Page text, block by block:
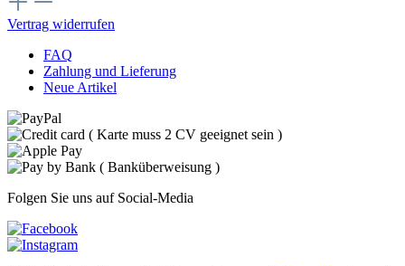
Vertrag widerrufen
FAQ
Zahlung und Lieferung
Neue Artikel
Folgen Sie uns auf Social-Media